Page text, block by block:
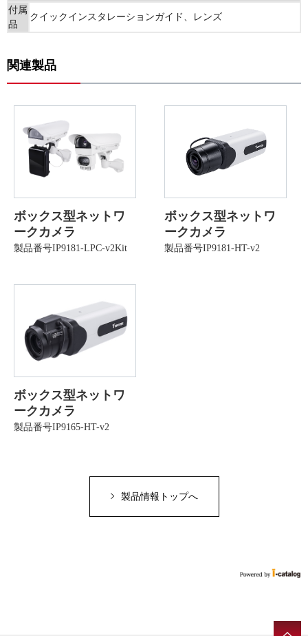
付属
品
クイックインスタレーションガイド、レンズ
関連製品
ボックス型ネットワ
ークカメラ
製品番号IP9181-LPC-v2Kit
ボックス型ネットワ
ークカメラ
製品番号IP9181-HT-v2
ボックス型ネットワ
ークカメラ
製品番号IP9165-HT-v2
製品情報トップへ